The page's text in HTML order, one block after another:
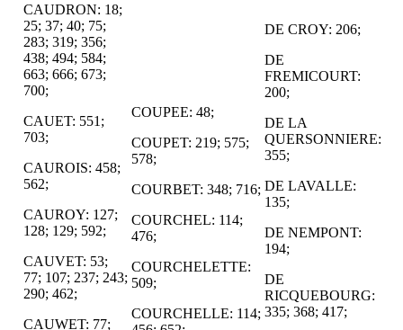
CAUDRON: 18;
25; 37; 40; 75;
283; 319; 356;
438; 494; 584;
663; 666; 673;
700;
CAUET: 551;
703;
CAUROIS: 458;
562;
CAUROY: 127;
128; 129; 592;
CAUVET: 53;
77; 107; 237; 243;
290; 462;
CAUWET: 77;
COUPEE: 48;
COUPET: 219; 575;
578;
COURBET: 348; 716;
COURCHEL: 114;
476;
COURCHELETTE:
509;
COURCHELLE: 114;
DE CROY: 206;
DE
FREMICOURT:
200;
DE LA
QUERSONNIERE:
355;
DE LAVALLE:
135;
DE NEMPONT:
194;
DE
RICQUEBOURG:
335; 368; 417;